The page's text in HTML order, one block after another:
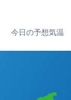
今日の予想気温